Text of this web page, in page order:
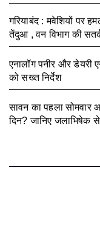
गरियाबंद : मवेशियों पर
तेंदुआ , वन विभाग की
एनालॉग पनीर और डेयरी
को सख्त निर्देश
सावन का पहला सोमवार
दिन? जानिए जलाभिषेक से